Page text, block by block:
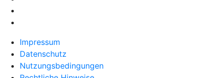
Impressum
Datenschutz
Nutzungsbedingungen